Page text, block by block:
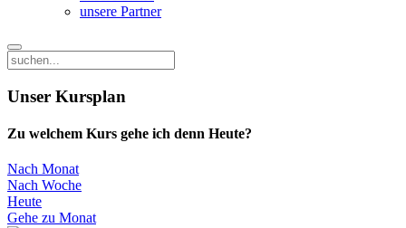
unsere Partner
Unser Kursplan
Zu welchem Kurs gehe ich denn Heute?
Nach Monat
Nach Woche
Heute
Gehe zu Monat